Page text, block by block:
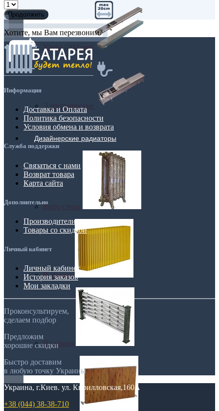
Узкие (200 мм)
Электрические
Дизайнерские радиаторы
Retro стиль
В тренде
Из камня
Продолжить
Хотите, мы Вам перезвоним?
Информация
Доставка и Оплата
Политика безопасности
Условия обмена и возврата
Служба поддержки
Связаться с нами
Возврат товара
Карта сайта
Дополнительно
Производители
Товары со скидкой
Личный кабинет
Личный кабинет
История заказов
Мои закладки
Проконсультируем,
сделаем подбор
Предложим
хорошие скидки
Быстро доставим
в любую точку Украины
Украина, г.Киев. ул. Кирилловская,160А
+38 (044) 38-38-710